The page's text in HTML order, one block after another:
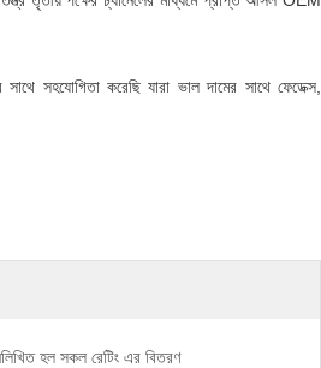
সহযোগিতা করেছি যারা ভাল দামের সাথে ফেডেক্স,
হল সকল রেটিং এর বিতরণ